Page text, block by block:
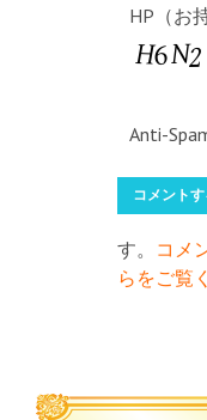
HP（お
Anti-
す。 コメ
らをご覧